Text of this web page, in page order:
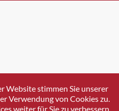
Website stimmen Sie unserer
Verwendung von Cookies zu.
weiter für Sie zu verbessern.